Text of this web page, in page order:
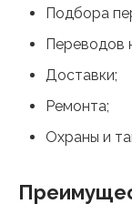
Подбора
Переводов
Доставки;
Ремонта;
Охраны и